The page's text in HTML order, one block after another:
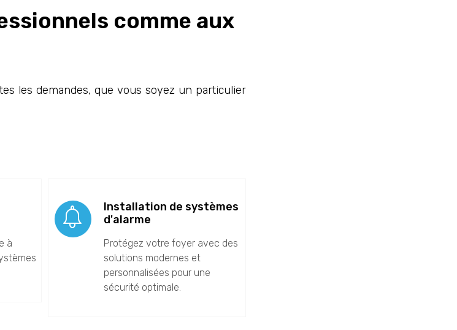
comme aux
les demandes, que vous soyez un particulier
à
Installation de systèmes
d'alarme
Protégez votre foyer avec des
solutions modernes et
personnalisées pour une
sécurité optimale.